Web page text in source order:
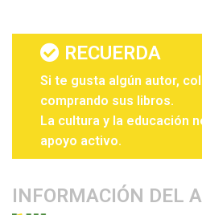
RECUERDA
Si te gusta algún autor,
comprando sus libros.
La cultura y la educación
apoyo activo.
INFORMACIÓN DEL